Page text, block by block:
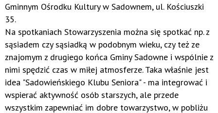
Gminnym Ośrodku Kultury w Sadownem, ul. Kościuszki
35.
Na spotkaniach Stowarzyszenia można się spotkać np. z
sąsiadem czy sąsiadką w podobnym wieku, czy też ze
znajomym z drugiego końca Gminy Sadowne i wspólnie z
nimi spędzić czas w miłej atmosferze. Taka właśnie jest
idea "Sadowieńskiego Klubu Seniora" - ma integrować i
wspierać aktywność osób starszych, ale przede
wszystkim zapewniać im dobre towarzystwo, w pobliżu